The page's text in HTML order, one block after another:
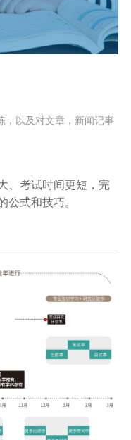
，以及对文章，新闻记事
、考试时间更短，完
公式和技巧。